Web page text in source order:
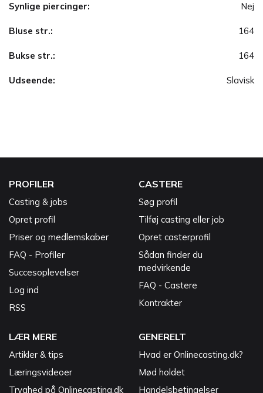
Synlige piercinger: Nej
Bluse str.: 164
Bukse str.: 164
Udseende: Slavisk
PROFILER
Casting & jobs
Opret profil
Priser og medlemskaber
FAQ - Profiler
Succesoplevelser
Log ind
RSS
CASTERE
Søg profil
Tilføj casting eller job
Opret casterprofil
Sådan finder du
medvirkende
FAQ - Castere
Kontrakter
LÆR MERE
Artikler & tips
Læringsvideoer
Tryghed på Onlinecasting.dk
GENERELT
Hvad er Onlinecasting.dk?
Mød holdet
Handelsbetingelser